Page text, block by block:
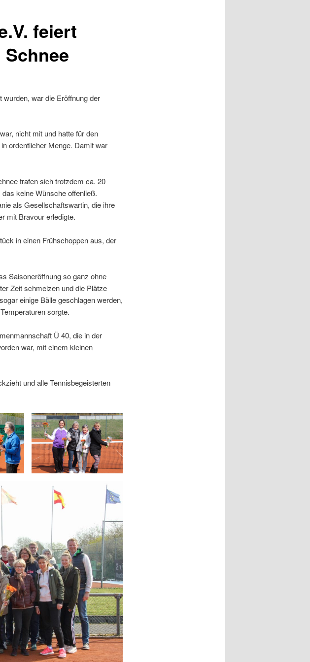
feiert
war die Eröffnung der
nicht mit und hatte für den
ordentlicher Menge. Damit war
trafen sich trotzdem ca. 20
keine Wünsche offenließ.
als Gesellschaftswartin, die ihre
mit Bravour erledigte.
in einen Frühschoppen aus, der
Saisoneröffnung so ganz ohne
Zeit schmelzen und die Plätze
einige Bälle geschlagen werden,
sorgte.
Ü 40, die in der
war, mit einem kleinen
und alle Tennisbegeisterten